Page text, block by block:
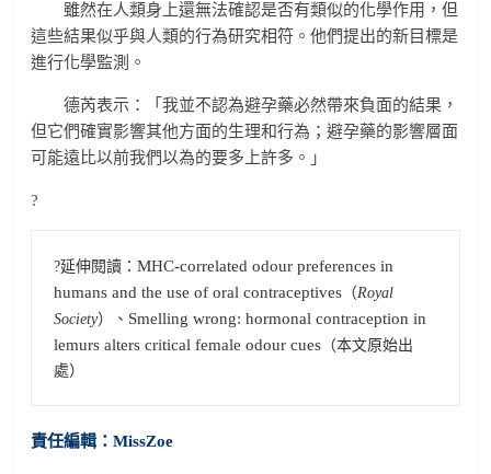
雖然在人類身上還無法確認是否有類似的化學作用，但
這些結果似乎與人類的行為研究相符。他們提出的新目標是
進行化學監測。
德芮表示：「我並不認為避孕藥必然帶來負面的結果，
但它們確實影響其他方面的生理和行為；避孕藥的影響層面
可能遠比以前我們以為的要多上許多。」
?
?延伸閱讀：MHC-correlated odour preferences in
humans and the use of oral contraceptives （Royal
Society）、 Smelling wrong: hormonal contraception in
lemurs alters critical female odour cues （本文原始出
處）
責任編輯：MissZoe